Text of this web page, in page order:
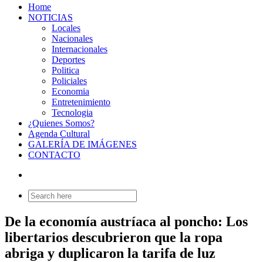
Home
NOTICIAS
Locales
Nacionales
Internacionales
Deportes
Politica
Policiales
Economia
Entretenimiento
Tecnologia
¿Quienes Somos?
Agenda Cultural
GALERÍA DE IMÁGENES
CONTACTO
Search
for:
De la economía austríaca al poncho: Los
libertarios descubrieron que la ropa
abriga y duplicaron la tarifa de luz